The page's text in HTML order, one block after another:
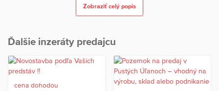
informácie: plastové okná zateplený objekt elektrické vykurovanie
nájomcom možnosť okamžitého využívania bez nutnosti veľkých
alebo dohodnutie obhliadky nás neváhajte kontaktovať.
m.sladek@hestiareal.sk, 0908-128-046
Zobraziť celý popis
Ďalšie inzeráty predajcu
cena dohodou